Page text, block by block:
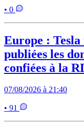
• 0
Europe :
publiées les
confiées à la
07/08/2026 à 21:40
• 91